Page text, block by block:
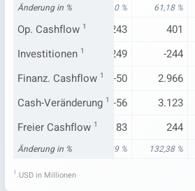
Änderung in %
-10,00 % -81,10 % 61,18 %
Op. Cashflow 1
156 243 401
Investitionen 1
-101 -249 -244
Finanz. Cashflow 1
23 -50 2.966
Cash-Veränderung 1
78 -56 3.123
Freier Cashflow 1
55 83 244
Änderung in %
-77,55 % 159,29 % 132,38 %
1 USD in Millionen